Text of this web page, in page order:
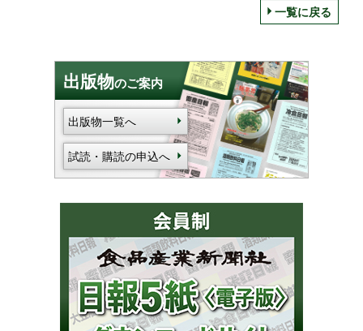
一覧に戻る
出版物のご案内
出版物一覧へ
試読・購読の申込へ